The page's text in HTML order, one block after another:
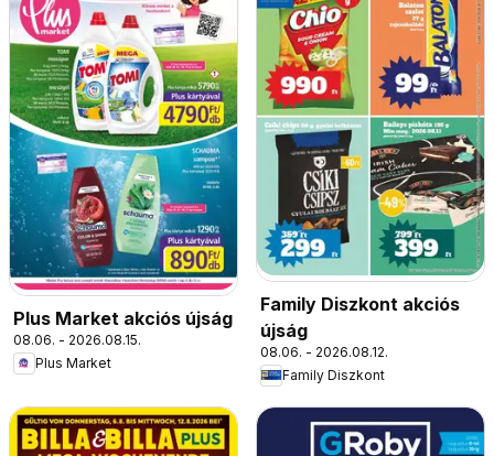
Plus Market akciós újság
08.06. - 2026.08.15.
Plus Market
Family Diszkont akciós
újság
08.06. - 2026.08.12.
Family Diszkont